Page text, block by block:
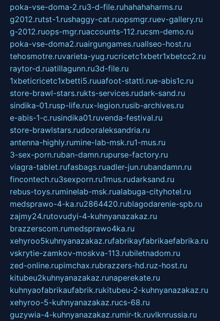
poka-vse-doma-2.ru3-d-file.ruhahahaharms.ru
g2012.rutst-1.rushaggy-cat.ruopsmgr.ruev-gallery.ru
g-2012.ruops-mgr.ruaccounts-112.rucsm-demo.ru
poka-vse-doma2.ruairgungames.ruallseo-host.ru
tehosmotre.ruvarieta-yug.rucricetc1xbetr1xbetcc2.ru
raytor-d.ruatillagunn.ru3d-file.ru
1xbeticricetc1xbetti5.ruuafoot-statti.rue-abis1c.ru
store-brawl-stars.rukts-services.rudark-sand.ru
sindika-01.rusp-life.rux-legion.rusib-archives.ru
e-abis-1-c.rusindika01.ruvenda-festival.ru
store-brawlstars.rudooraleksandria.ru
antenna-highly.rumine-lab-msk.ru1-mus.ru
3-sex-porn.ruban-damn.rupurse-factory.ru
viagra-tablet.rufasbags.ruadler-jun.rubandamn.ru
fincontech.ru3sexporn.ru1mus.rudarksand.ru
rebus-toys.ruminelab-msk.rualabuga-cityhotel.ru
medsprawo-4-ka.ru2864420.rublagodarenie-spb.ru
zajmy24.rutovudyi-4-kuhnyanazakaz.ru
brazzerscom.rumedsprawo4ka.ru
xehyroo5kuhnyanazakaz.rufabrikayfabrikaefabrika.ru
vskrytie-zamkov-moskva-113.rubiletnadom.ru
zed-online.rupimchax.rubrazzers-hd.ruz-host.ru
kitubeu2kuhnyanazakaz.runaperekate.ru
kuhnyaofabrikaufabrik.rukitubeu-2-kuhnyanazakaz.ru
xehyroo-5-kuhnyanazakaz.rucs-68.ru
guzywia-4-kuhnyanazakaz.rumir-tk.ruvlknrussia.ru